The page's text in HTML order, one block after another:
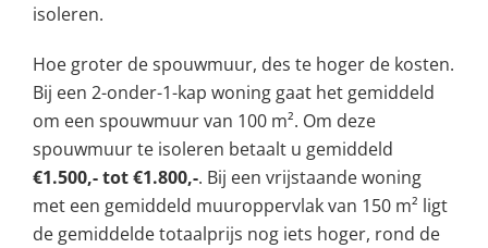
isoleren.
Hoe groter de spouwmuur, des te hoger de kosten.
Bij een 2-onder-1-kap woning gaat het gemiddeld
om een spouwmuur van 100 m². Om deze
spouwmuur te isoleren betaalt u gemiddeld
€1.500,- tot €1.800,-. Bij een vrijstaande woning
met een gemiddeld muuroppervlak van 150 m² ligt
de gemiddelde totaalprijs nog iets hoger, rond de